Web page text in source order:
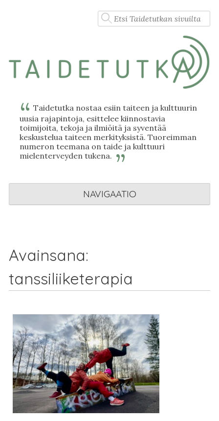
Taidetutka nostaa esiin taiteen ja kulttuurin
uusia rajapintoja, esittelee kiinnostavia
toimijoita, tekoja ja ilmiöitä ja syventää
keskustelua taiteen merkityksistä. Tuoreimman
numeron teemana on taide ja kulttuuri
mielenterveyden tukena.
NAVIGAATIO
Avainsana:
tanssiliiketerapia